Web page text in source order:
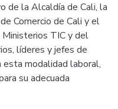
de la Alcaldía de Cali, la
Comercio de Cali y el
TIC y del
líderes y jefes de
esta modalidad laboral,
su adecuada